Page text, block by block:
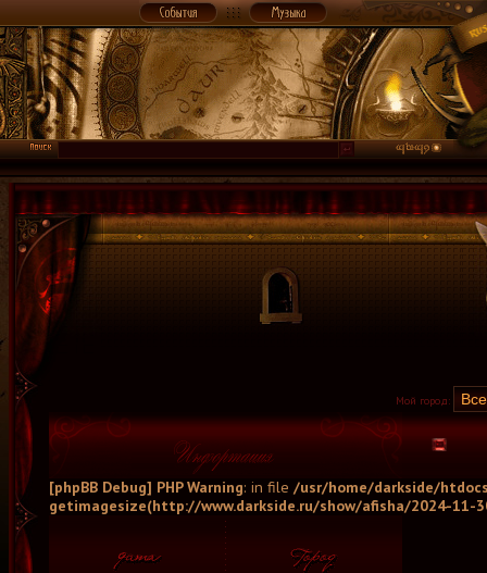
Мой город:
[phpBB Debug] PHP Warning: in file /usr/home/darkside/
getimagesize(http://www.darkside.ru/show/afisha/2024-11-